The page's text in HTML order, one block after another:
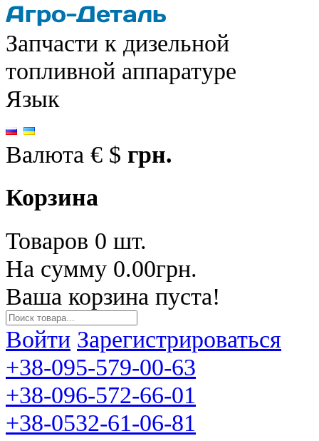
Запчасти к дизельной
топливной аппаратуре
Язык
Валюта € $ грн.
Корзина
Товаров 0 шт.
На сумму 0.00грн.
Ваша корзина пуста!
Войти Зарегистрироваться
+38-095-579-00-63
+38-096-572-66-01
+38-0532-61-06-81